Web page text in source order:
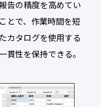
告の精度を高めてい
とで、作業時間を短
カタログを使用する
貫性を保持できる。